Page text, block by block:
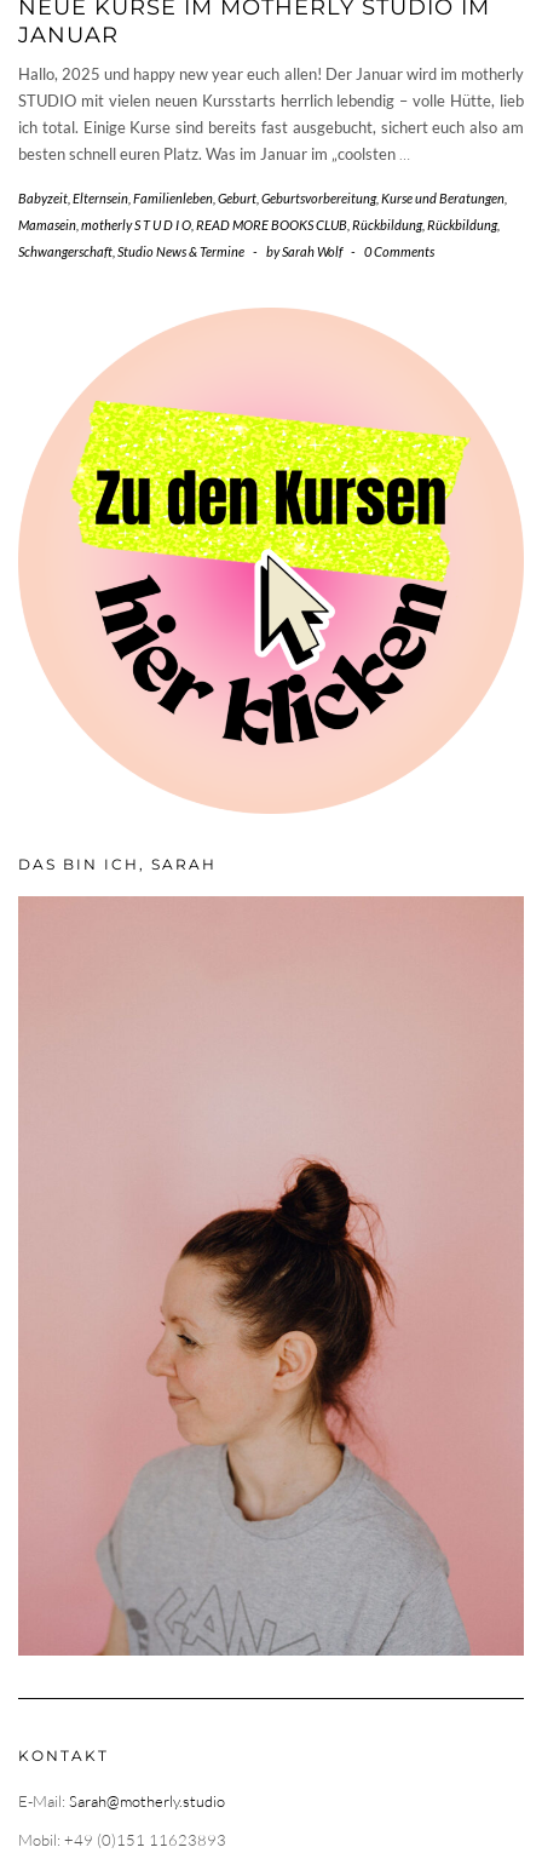
NEUE KURSE IM MOTHERLY STUDIO IM
JANUAR
Hallo, 2025 und happy new year euch allen! Der Januar wird im motherly
STUDIO mit vielen neuen Kursstarts herrlich lebendig – volle Hütte, lieb
ich total. Einige Kurse sind bereits fast ausgebucht, sichert euch also am
besten schnell euren Platz. Was im Januar im „coolsten
Babyzeit Elternsein Familienleben Geburt Geburtsvorbereitung, Kurse und Beratungen
Mamasein motherly S T U D I O READ MORE BOOKS CLUB Rückbildung, Rückbildung,
Schwangerschaft Studio News & Termine - bySarah Wolf - 0 Comments
DAS BIN ICH, SARAH
KONTAKT
E-Mail: Sarah@motherly.studio
Mobil: +49 (0)151 11623893